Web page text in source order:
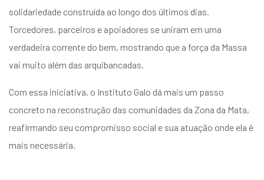
solidariedade construída ao longo dos últimos dias.
Torcedores, parceiros e apoiadores se uniram em uma
verdadeira corrente do bem, mostrando que a força da Massa
vai muito além das arquibancadas.
Com essa iniciativa, o Instituto Galo dá mais um passo
concreto na reconstrução das comunidades da Zona da Mata,
reafirmando seu compromisso social e sua atuação onde ela é
mais necessária.